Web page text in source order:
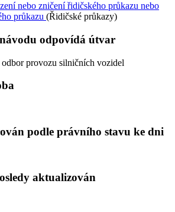
nebo zničení řidičského průkazu nebo
průkazu (Řidičské průkazy)
odpovídá útvar
provozu silničních vozidel
podle právního stavu ke dni
aktualizován